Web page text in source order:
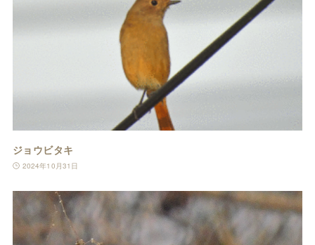
ジョウビタキ
2024年10月31日